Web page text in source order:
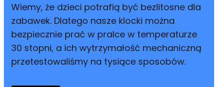
Wiemy, że dzieci potrafią być bezlitosne dla
zabawek. Dlatego nasze klocki można
bezpiecznie prać w pralce w temperaturze
30 stopni, a ich wytrzymałość mechaniczną
przetestowaliśmy na tysiące sposobów.